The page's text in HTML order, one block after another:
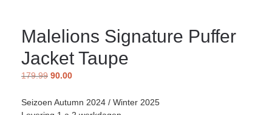
Malelions Signature Puffer
Jacket Taupe
179.99 90.00
Seizoen Autumn 2024 / Winter 2025